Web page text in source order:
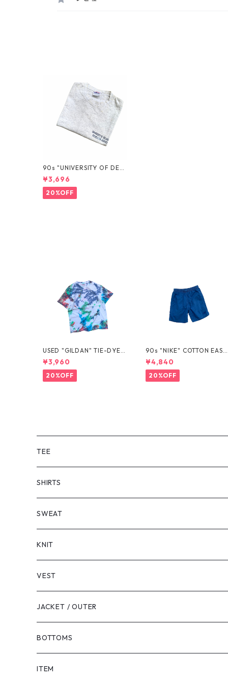
90s "UNIVERSITY OF DELA
WARE" TEE
¥3,696
20%OFF
USED "GILDAN" TIE-DYE T
EE
¥3,960
20%OFF
90s "NIKE" COTTON EASY
SHORTS
¥4,840
20%OFF
TEE
SHORT SLEEVE
LONG SLEEVE
SHIRTS
SHORT SLEEVE
LONG SLEEVE
SWEAT
KNIT
VEST
JACKET / OUTER
BOTTOMS
SHORTS
ITEM